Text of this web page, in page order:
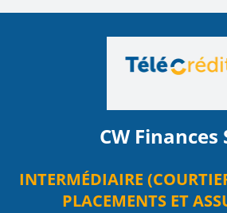
CW Finances
INTERMÉDIAIRE
PLACEMENTS ET